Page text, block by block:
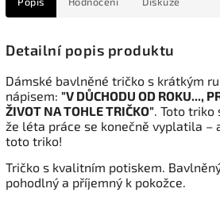
Detailní popis produktu
Dámské bavlněné tričko s krátkým
nápisem: "V DŮCHODU OD ROKU...,
ŽIVOT NA TOHLE TRIČKO". Toto triko
že léta práce se konečně vyplatila –
toto triko!
Tričko s kvalitním potiskem.
pohodlný a příjemný k pokožce.